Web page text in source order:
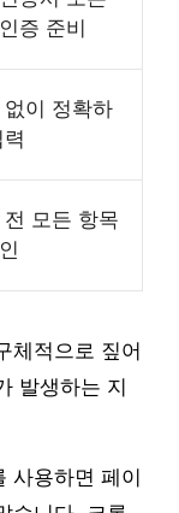
증 준비
없이 정확하
모든 항목
체적으로 짚어
발생하는 지
사용하면 페이